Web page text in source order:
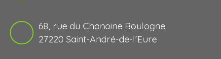
68, rue du Chanoine Boulogne
27220 Saint-André-de-l'Eure